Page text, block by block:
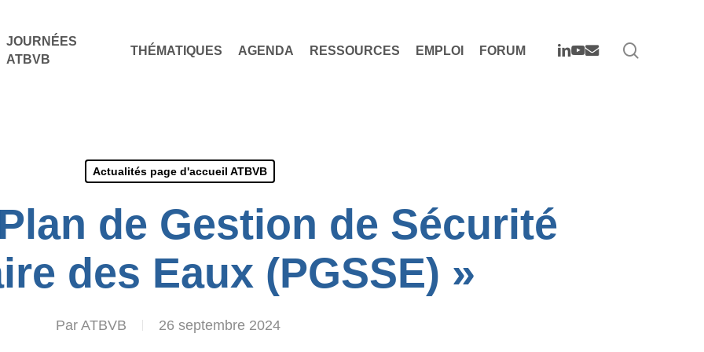
JOURNÉES
ATBVB
THÉMATIQUES AGENDA RESSOURCES EMPLOI FORUM LINKEDIN
YOUTUBE
EMAIL
Actualités page d'accueil ATBVB
de Gestion de Sécurité
des Eaux (PGSSE) »
Par ATBVB 26 septembre 2024